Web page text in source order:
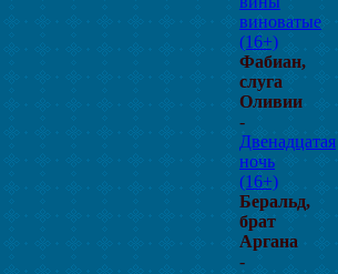
виноватые
(16+)
Фабиан,
слуга
Оливии
-
Двенадцатая
ночь
(16+)
Беральд,
брат
Аргана
-